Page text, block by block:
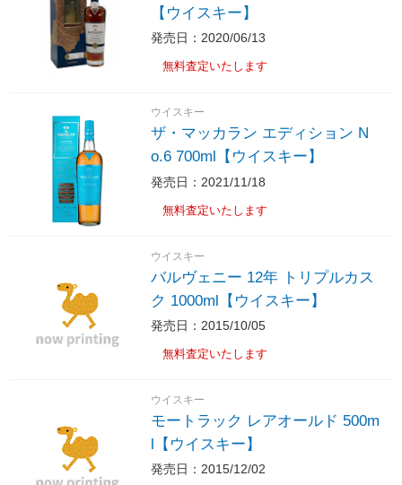
【ウイスキー】
発売日：2020/06/13
無料査定いたします
ウイスキー
ザ・マッカラン エディション N
o.6 700ml【ウイスキー】
発売日：2021/11/18
無料査定いたします
ウイスキー
バルヴェニー 12年 トリプルカス
ク 1000ml【ウイスキー】
発売日：2015/10/05
無料査定いたします
ウイスキー
モートラック レアオールド 500m
l【ウイスキー】
発売日：2015/12/02